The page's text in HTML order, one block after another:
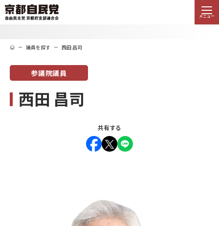
メニュー
議員を探す 西田 昌司
参議院議員
西田 昌司
共有する